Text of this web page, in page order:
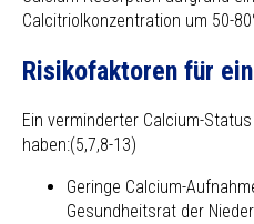
Calcitriolkonzentration um 50-
Risikofaktoren für
Ein verminderter Calcium-
haben:(5,7,8-13)
Geringe Calcium-
Gesundheitsrat der